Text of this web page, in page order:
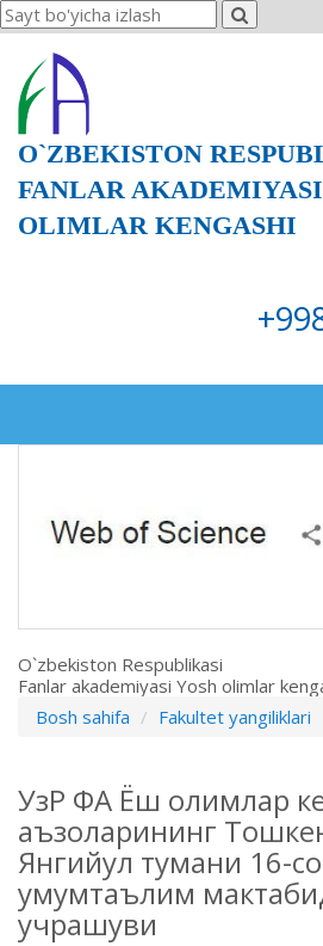
O`ZBEKISTON
FANLAR
OLIMLAR KENGASHI
O`zbekiston Respublikasi
Fanlar akademiyasi Yosh olimlar
Bosh sahifa
Fakultet yangiliklari
УзР ФА Ёш олимлар
аъзоларининг
Янгийул тумани 16-
умумтаълим
учрашуви